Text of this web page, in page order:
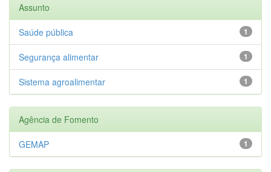
Assunto
1
Saúde pública
1
Segurança alimentar
1
Sistema agroalimentar
Agência de Fomento
1
GEMAP